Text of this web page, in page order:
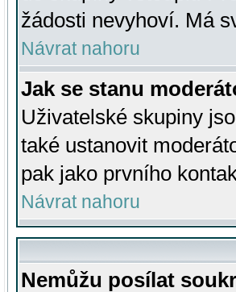
žádosti nevyhoví. Má
Návrat nahoru
Jak se stanu
Uživatelské skupiny
také ustanovit
pak jako prvního
Návrat nahoru
Nemůžu posílat